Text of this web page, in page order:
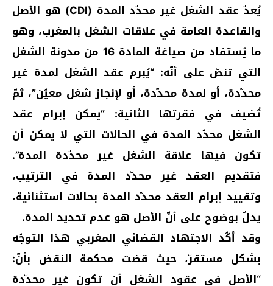
يُعدّ عقد الشغل غير محدّد المدة (CDI) هو الأصل
والقاعدة العامة في علاقات الشغل بالمغرب، وهو
ما يُستفاد من صياغة المادة 16 من مدونة الشغل
التي تنصّ على أنّه: “يُبرم عقد الشغل لمدة غير
محدّدة، أو لمدة محدّدة، أو لإنجاز شغل معيّن”، ثمّ
تُضيف في فقرتها الثانية: “يمكن إبرام عقد
الشغل محدّد المدة في الحالات التي لا يمكن أن
تكون فيها علاقة الشغل غير محدّدة المدة”.
فتقديم العقد غير محدّد المدة في الترتيب،
وتقييد إبرام العقد محدّد المدة بحالات استثنائية،
يدلّ بوضوح على أنّ الأصل هو عدم تحديد المدة.
وقد أكّد الاجتهاد القضائي المغربي هذا التوجّه
بشكل مستقرّ، حيث قضت محكمة النقض بأنّ:
“الأصل في عقود الشغل أن تكون غير محدّدة